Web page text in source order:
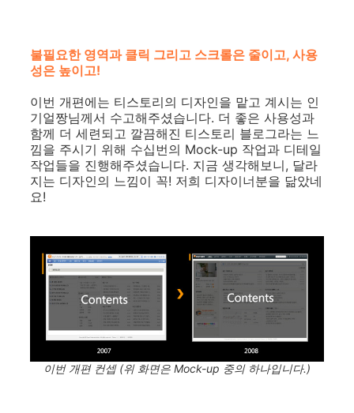
불필요한 영역과 클릭 그리고 스크롤은 줄이고, 사용
성은 높이고!
이번 개편에는 티스토리의 디자인을 맡고 계시는 인
기얼짱님께서 수고해주셨습니다. 더 좋은 사용성과
함께 더 세련되고 깔끔해진 티스토리 블로그라는 느
낌을 주시기 위해 수십번의 Mock-up 작업과 디테일
작업들을 진행해주셨습니다. 지금 생각해보니, 달라
지는 디자인의 느낌이 꼭! 저희 디자이너분을 닮았네
요!
이번 개편 컨셉 (위 화면은 Mock-up 중의 하나입니다.)